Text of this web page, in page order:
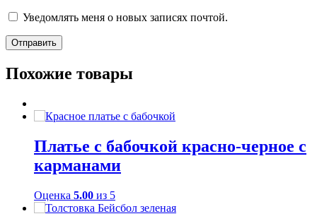
Уведомлять меня о новых записях почтой.
Похожие товары
Платье с бабочкой красно-черное с
карманами
Оценка 5.00 из 5